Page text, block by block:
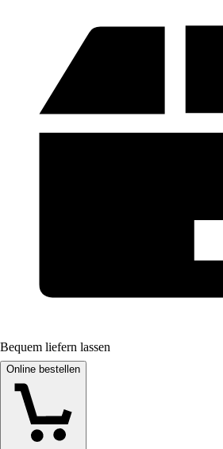
Bequem liefern lassen
Online bestellen